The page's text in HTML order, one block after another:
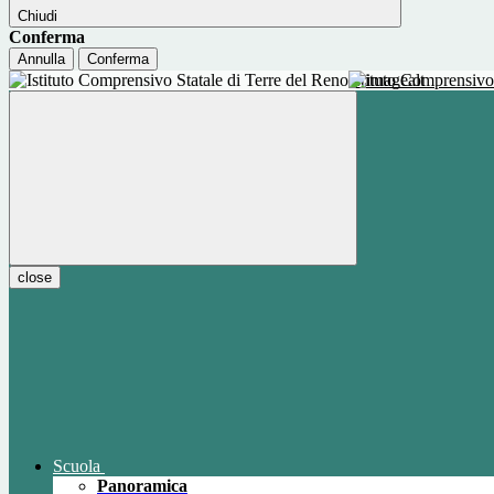
Chiudi
Conferma
Annulla Conferma
Istituto
close
Scuola
Panoramica